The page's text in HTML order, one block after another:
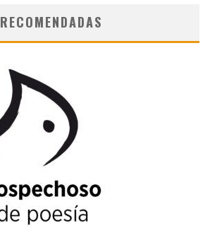
RECOMENDADAS